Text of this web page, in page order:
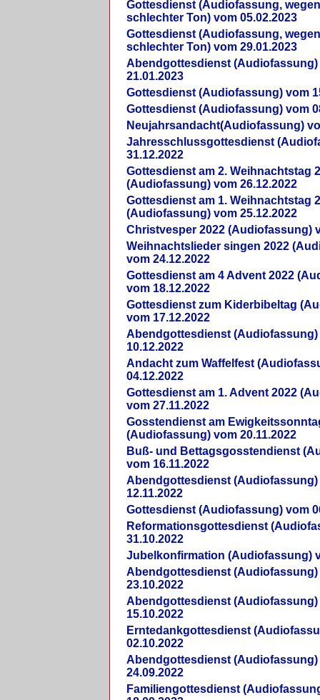
Gottesdienst (Audiofassung,
schlechter Ton) vom 05.02.2023
Gottesdienst (Audiofassung,
schlechter Ton) vom 29.01.2023
Abendgottesdienst (Audiofassung)
21.01.2023
Gottesdienst (Audiofassung) vom
Gottesdienst (Audiofassung) vom
Neujahrsandacht(Audiofassung)
Jahresschlussgottesdienst
31.12.2022
Gottesdienst am 2. Weihnachtstag
(Audiofassung) vom 26.12.2022
Gottesdienst am 1. Weihnachtstag
(Audiofassung) vom 25.12.2022
Christvesper 2022 (Audiofassung)
Weihnachtslieder singen 2022
vom 24.12.2022
Gottesdienst am 4 Advent 2022
vom 18.12.2022
Gottesdienst zum Kiderbibeltag
vom 17.12.2022
Abendgottesdienst (Audiofassung)
10.12.2022
Andacht zum Waffelfest
04.12.2022
Gottesdienst am 1. Advent 2022
vom 27.11.2022
Gosstendienst am
(Audiofassung) vom 20.11.2022
Buß- und Bettagsgosstendienst
vom 16.11.2022
Abendgottesdienst (Audiofassung)
12.11.2022
Gottesdienst (Audiofassung) vom
Reformationsgottesdienst
31.10.2022
Jubelkonfirmation (Audiofassung)
Abendgottesdienst (Audiofassung)
23.10.2022
Abendgottesdienst (Audiofassung)
15.10.2022
Erntedankgottesdienst
02.10.2022
Abendgottesdienst (Audiofassung)
24.09.2022
Familiengottesdienst